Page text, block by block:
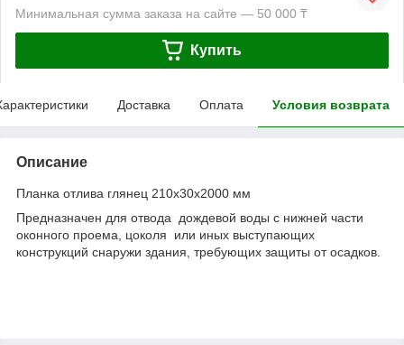
Минимальная сумма заказа на сайте — 50 000 ₸
Купить
Доставка Оплата Условия возврата
Описание
Планка отлива глянец 210х30х2000 мм
Предназначен для отвода дождевой воды с нижней части
оконного проема, цоколя или иных выступающих
конструкций снаружи здания, требующих защиты от осадков.